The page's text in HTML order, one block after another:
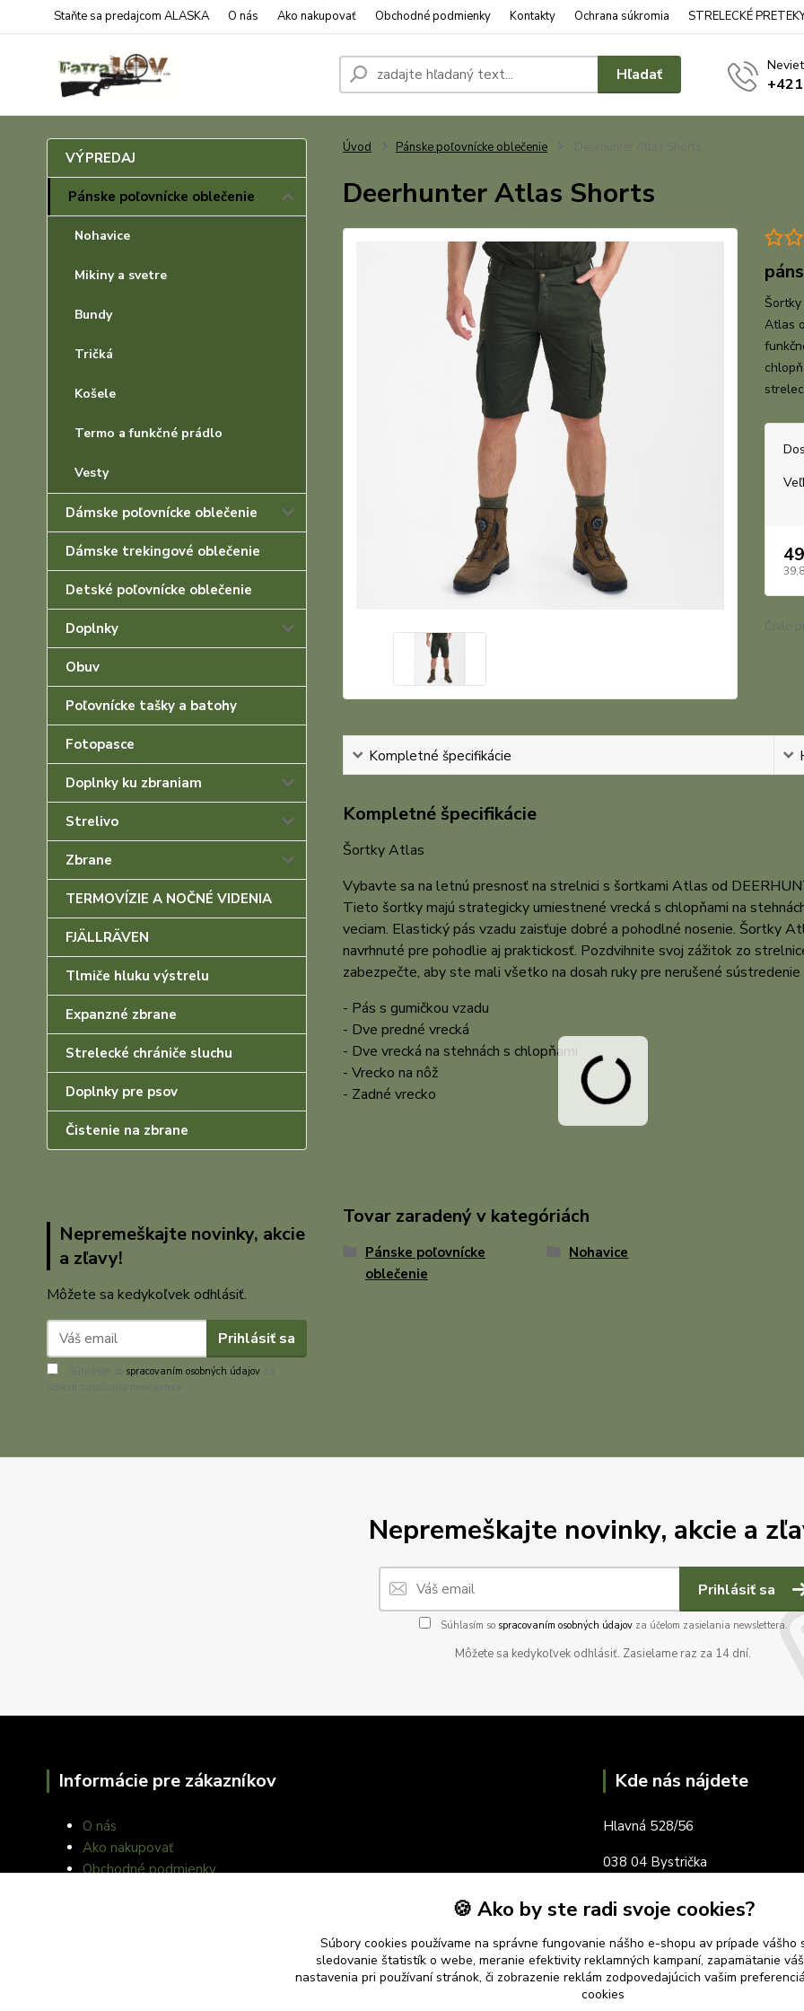
Staňte sa predajcom ALASKA O nás Ako nakupovať Obchodné podmienky Kontakty Ochrana súkromia STRELECKÉ
Hľadať
VÝPREDAJ
Pánske poľovnícke oblečenie
Nohavice
Mikiny a svetre
Bundy
Tričká
Košele
Termo a funkčné prádlo
Vesty
Dámske poľovnícke oblečenie
Dámske trekingové oblečenie
Detské poľovnícke oblečenie
Doplnky
Obuv
Poľovnícke tašky a batohy
Fotopasce
Doplnky ku zbraniam
Strelivo
Zbrane
TERMOVÍZIE A NOČNÉ VIDENIA
FJÄLLRÄVEN
Tlmiče hluku výstrelu
Expanzné zbrane
Strelecké chrániče sluchu
Doplnky pre psov
Čistenie na zbrane
Nepremeškajte novinky, akcie
a zľavy!
Môžete sa kedykoľvek odhlásiť.
Prihlásiť sa
spracovaním osobných údajov
Úvod Pánske poľovnícke oblečenie
Deerhunter Atlas Shorts
Atlas
Kompletné špecifikácie
Kompletné špecifikácie
Šortky Atlas
Vybavte sa na letnú presnosť na strelnici s šortkami Atlas od
Tieto šortky majú strategicky umiestnené vrecká s chlopňami na
veciam. Elastický pás vzadu zaisťuje dobré a pohodlné nosenie. Šortky
navrhnuté pre pohodlie aj praktickosť. Pozdvihnite svoj zážitok zo
zabezpečte, aby ste mali všetko na dosah ruky pre nerušené sústredenie
- Pás s gumičkou vzadu
- Dve predné vrecká
- Dve vrecká na stehnách s chlopňami
- Vrecko na nôž
- Zadné vrecko
Tovar zaradený v kategóriách
Pánske poľovnícke
oblečenie
Nohavice
Nepremeškajte novinky, akcie a
Prihlásiť sa
Súhlasím so spracovaním osobných údajovza účelom zasielania newslettera.
Môžete sa kedykoľvek odhlásiť. Zasielame raz za 14 dní.
Informácie pre zákazníkov
O nás
Ako nakupovať
Obchodné podmienky
Kde nás nájdete
Hlavná 528/56
038 04 Bystrička
okres Martin
🍪 Ako by ste radi svoje cookies?
Súbory cookies používame na správne fungovanie nášho e-shopu av prípade vášho
sledovanie štatistík o webe, meranie efektivity reklamných kampaní, zapamätanie
nastavenia pri používaní stránok, či zobrazenie reklám zodpovedajúcich vašim
cookies